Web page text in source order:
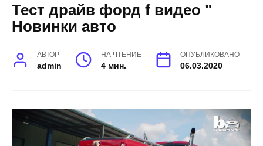
Тест драйв форд f видео "
Новинки авто
АВТОР
admin
НА ЧТЕНИЕ
4 мин.
ОПУБЛИКОВАНО
06.03.2020